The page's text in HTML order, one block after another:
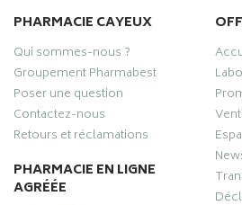
PHARMACIE CAYEUX
Qui sommes-nous ?
Groupement Pharmabest
Poser une question
Contactez-nous
Retours et réclamations
PHARMACIE EN LIGNE
AGRÉÉE